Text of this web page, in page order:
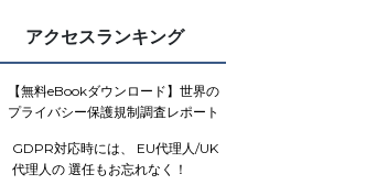
アクセスランキング
【無料eBookダウンロード】世界の
プライバシー保護規制調査レポート
GDPR対応時には、 EU代理人/UK
代理人の 選任もお忘れなく！